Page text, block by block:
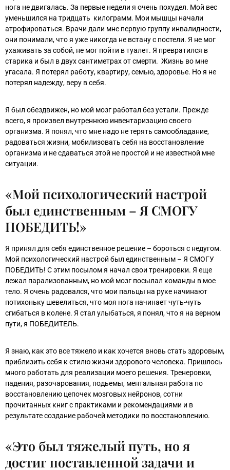
нога не двигалась. За первые недели я очень похудел. Мой вес
уменьшился на тридцать килограмм. Мои мышцы начали
атрофироваться. Врачи дали мне первую группу инвалидности,
они понимали, что я уже никогда не встану с постели. Я не мог
ухаживать за собой, не мог пойти в туалет. Я превратился в
старика и был в двух сантиметрах от смерти. Жизнь во мне
угасала. Я потерял работу, квартиру, семью, здоровье. Но я не
потерял надежду, веру в себя.
Я был обездвижен, но мой мозг работал без устали. Прежде
всего, я произвел внутреннюю инвентаризацию своего
организма. Я понял, что мне надо не терять самообладание,
радоваться жизни, мобилизовать себя на восстановление
организма и не сдаваться этой не простой и не известной мне
ситуации.
«Мой психологический настрой
был единственным – Я СМОГУ
ПОБЕДИТЬ!»
Я принял для себя единственное решение – бороться с недугом.
Мой психологический настрой был единственным – Я СМОГУ
ПОБЕДИТЬ! С этим посылом я начал свои тренировки. Я еще
лежал парализованным, но мой мозг посылал команды в мое
тело. Я очень радовался, что мои пальцы на руке начинают
потихоньку шевелиться, что моя нога начинает чуть-чуть
сгибаться в колене. Я стал улыбаться, я понял, что я на верном
пути, я ПОБЕДИТЕЛЬ.
Я знаю, как это все тяжело и как хочется вновь стать здоровым,
приблизить себя к стилю жизни здорового человека. Пришлось
много работать для реализации моего решения. Тренеровки,
падения, разочарования, подьемы, ментальная работа по
восстановлению цепочек мозговых нейронов, сотни
прочитанных книг с практиками и рекомендациями и в
результате создание рабочей методики по восстановлению.
«Это был тяжелый путь, но я
достиг поставленной задачи и